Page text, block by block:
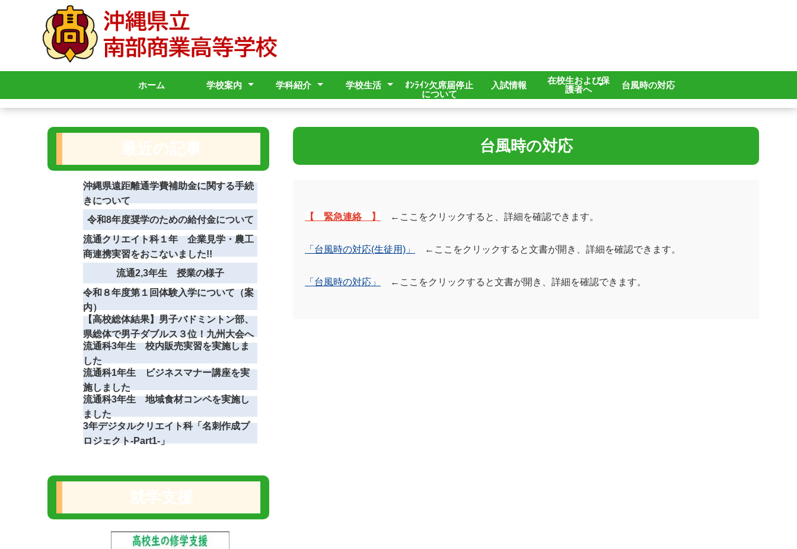
ホーム 学校案内
校長挨拶
学校沿革
校章・校歌
学校内規
学校要覧
グランドデザイン
学校いじめ防止対策
学校いじめ防止対策
学校評価
学校感染症
学校パンフレット
シラバス
アクセス
各種申請
学校評議員運営状況
学科紹介
流通ｸﾘｴｲﾄ科
オフィスｸﾘｴｲﾄ科
デジタルｸﾘｴｲﾄ科
観光ｸﾘｴｲﾄ科
学校生活
行事予定
学校行事
部活動・同好会
進路状況（過年度）
取得可能な資格試験
県外・海外研修
生徒指導に関するき
ｵﾝﾗｲﾝ欠席届停止
について
入試情報
在校生および保
護者へ
各種申請
学校感染症
台風時の対応
台風時の対応
【 緊急連絡 】 ←ここをクリックすると、詳細を確認できます。
「台風時の対応(生徒用)」 ←ここをクリックすると文書が開き、詳細を確認できます。
「台風時の対応」 ←ここをクリックすると文書が開き、詳細を確認できます。
沖縄県遠距離通学費補助金に関する手続
きについて
令和8年度奨学のための給付金について
流通クリエイト科１年 企業見学・農工
商連携実習をおこないました!!
流通2,3年生 授業の様子
令和８年度第１回体験入学について（案
内）
【高校総体結果】男子バドミントン部、
県総体で男子ダブルス３位！九州大会へ
流通科3年生 校内販売実習を実施しま
した
流通科1年生 ビジネスマナー講座を実
施しました
流通科3年生 地域食材コンペを実施し
ました
3年デジタルクリエイト科「名刺作成プ
ロジェクト-Part1‐」